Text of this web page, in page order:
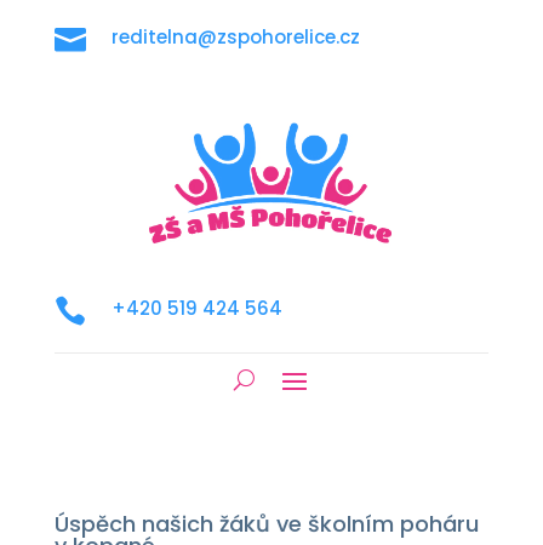
 reditelna@zspohorelice.cz
 +420 519 424 564
Úspěch našich žáků ve školním poháru